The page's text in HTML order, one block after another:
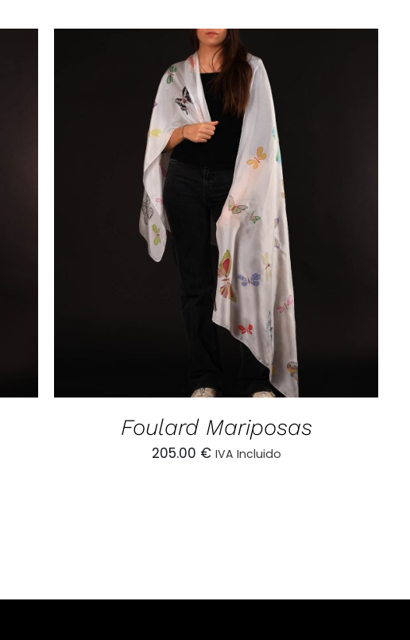
AÑADIR AL CARRITO / DETALLES
Foulard Mariposas
205.00 € IVA Incluido